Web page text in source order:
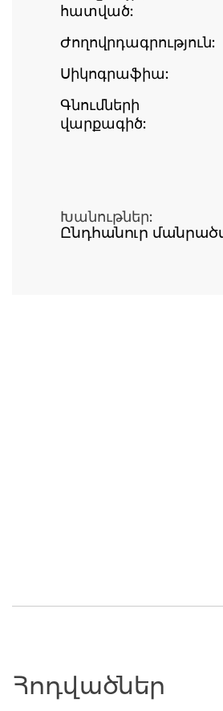
հատված:
Ժողովրդագրություն:
Սիկոգրաֆիա:
Գնումների
վարքագիծ:
Խանութներ:
Ընդհանուր
Հոդվածներ